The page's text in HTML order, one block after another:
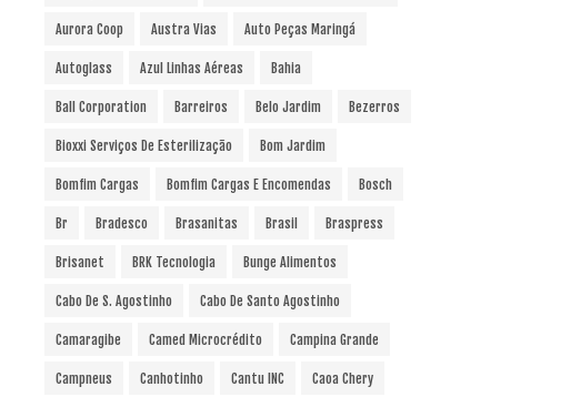
Aurora Coop Austra Vias Auto Peças Maringá
Autoglass Azul Linhas Aéreas Bahia
Ball Corporation Barreiros Belo Jardim Bezerros
Bioxxi Serviços De Esterilização Bom Jardim
Bomfim Cargas Bomfim Cargas E Encomendas Bosch
Br Bradesco Brasanitas Brasil Braspress
Brisanet BRK Tecnologia Bunge Alimentos
Cabo De S. Agostinho Cabo De Santo Agostinho
Camaragibe Camed Microcrédito Campina Grande
Campneus Canhotinho Cantu INC Caoa Chery